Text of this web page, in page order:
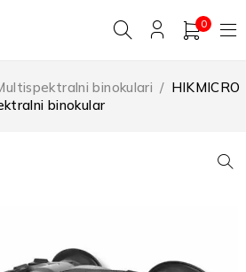
0
binokulari / HIKMICRO
binokular